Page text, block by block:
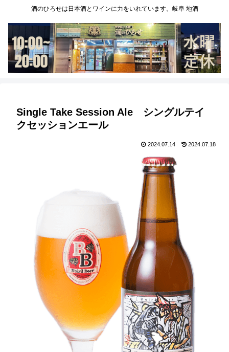
酒のひろせは日本酒とワインに力をいれています。岐阜 地酒
Single Take Session Ale シングルテイ
クセッションエール
2024.07.14 2024.07.18